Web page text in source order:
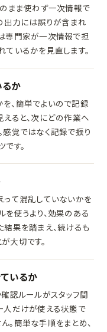
まま使わず一次情報で
出力には誤りが含まれ
専門家が一次情報で担
いるかを見直します。
か
、簡単でよいので記録
えると、次にどの作業へ
感覚ではなく記録で振り
す。
って混乱していないかを
使うより、効果のある
結果を踏まえ、続けるも
大切です。
いるか
認ルールがスタッフ間
人だけが使える状態で
。簡単な手順をまとめ、